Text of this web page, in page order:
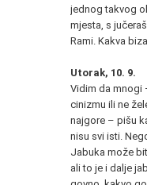
jednog takvog
mjesta, s
Rami. Kakva
Utorak, 10. 9.
Vidim da mnogi
cinizmu ili ne
najgore – pišu
nisu svi isti.
Jabuka može
ali to je i dalje